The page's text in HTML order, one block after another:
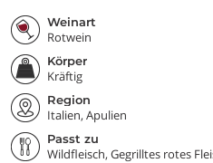
Weinart
Rotwein
Körper
Kräftig
Region
Italien, Apulien
Passt zu
Wildfleisch, Gegrilltes rotes